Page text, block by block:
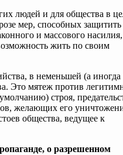
людей и для общества в
мер, способных защитить
и массового насилия,
жить по своим
в неменьшей (а иногда
Это мятеж против
строя,
желающих его
общества, ведущее к
о разрешенном